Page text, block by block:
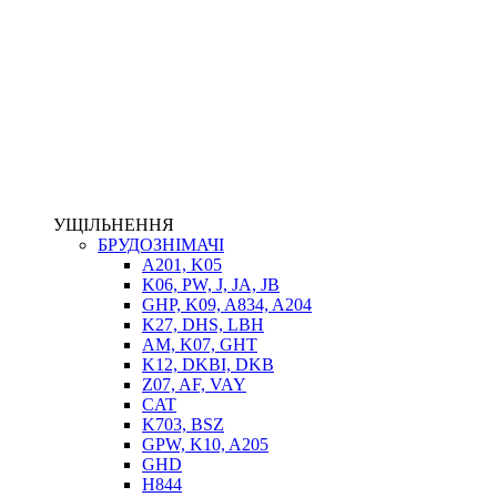
ВТУЛКИ
УЩІЛЬНЕННЯ
БРУДОЗНІМАЧІ
A201, K05
K06, PW, J, JA, JB
GHP, K09, A834, A204
K27, DHS, LBH
AM, K07, GHT
K12, DKBI, DKB
Z07, AF, VAY
CAT
K703, BSZ
GPW, K10, A205
GHD
H844